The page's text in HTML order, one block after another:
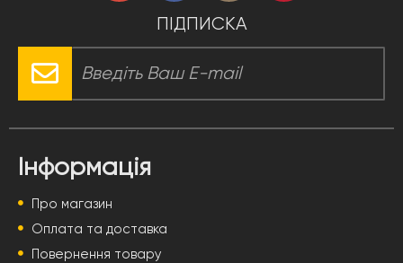
ПІДПИСКА
Інформація
Про магазин
Оплата та доставка
Повернення товару